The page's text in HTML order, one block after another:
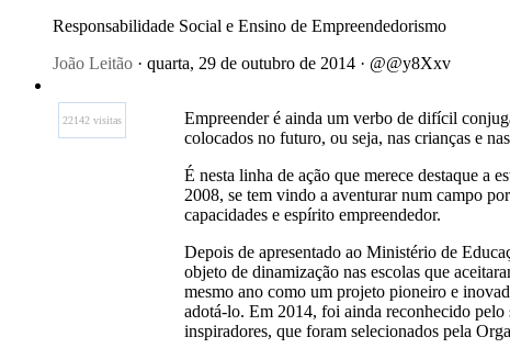
Responsabilidade Social e Ensino de Empreendedorismo
João Leitão · quarta, 29 de outubro de 2014 · @@y8Xxv
22142 visitas
Empreender é ainda um verbo de difícil
colocados no futuro, ou seja, nas crianças e
É nesta linha de ação que merece destaque a
2008, se tem vindo a aventurar num campo
capacidades e espírito empreendedor.
Depois de apresentado ao Ministério de
objeto de dinamização nas escolas que
mesmo ano como um projeto pioneiro e
adotá-lo. Em 2014, foi ainda reconhecido
inspiradores, que foram selecionados pela